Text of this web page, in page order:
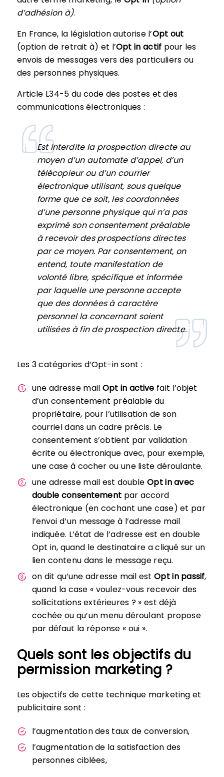
d’adhésion à).
En France, la législation autorise l’Opt out
(option de retrait à) et l’Opt in actifpour les
envois de messages vers des particuliers ou
des personnes physiques.
Article L34-5 du code des postes et des
communications électroniques :
Est interdite la prospection directe au
moyen d’un automate d’appel, d’un
télécopieur ou d’un courrier
électronique utilisant, sous quelque
forme que ce soit, les coordonnées
d’une personne physique qui n’a pas
exprimé son consentement préalable
à recevoir des prospections directes
par ce moyen. Par consentement, on
entend, toute manifestation de
volonté libre, spécifique et informée
par laquelle une personne accepte
que des données à caractère
personnel la concernant soient
utilisées à fin de prospection directe.
Les 3 catégories d’Opt-in sont :
une adresse mail Opt in active fait l’objet
d’un consentement préalable du
propriétaire, pour l’utilisation de son
courriel dans un cadre précis. Le
consentement s’obtient par validation
écrite ou électronique avec, pour exemple,
une case à cocher ou une liste déroulante.
une adresse mail est doubleOpt in avec
double consentementpar accord
électronique (en cochant une case) et par
l’envoi d’un message à l’adresse mail
indiquée. L’état de l’adresse est en double
Opt in, quand le destinataire a cliqué sur un
lien contenu dans le message reçu.
on dit qu’une adresse mail estOpt in passif,
quand la case « voulez-vous recevoir des
sollicitations extérieures ? » est déjà
cochée ou qu’un menu déroulant propose
par défaut la réponse « oui ».
Quels sont les objectifs du
permission marketing ?
Les objectifs de cette technique marketing et
publicitaire sont :
l’augmentation des taux de conversion,
l’augmentation de la satisfaction des
personnes ciblées,